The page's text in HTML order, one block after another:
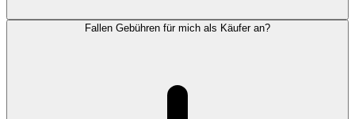
Fallen Gebühren für mich als Käufer an?